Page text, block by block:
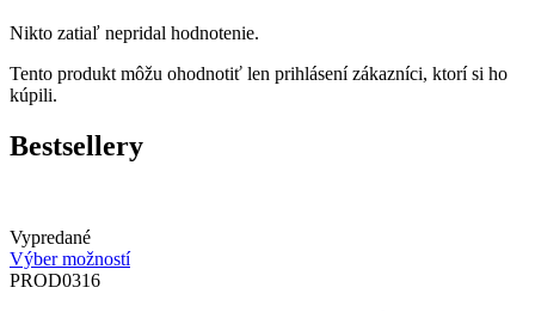
Nikto zatiaľ nepridal hodnotenie.
Tento produkt môžu ohodnotiť len prihlásení zákazníci, ktorí si ho
kúpili.
Bestsellery
Vypredané
Výber možností
PROD0316